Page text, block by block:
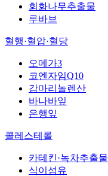
회화나무추출물
루바브
혈행·혈압·혈당
오메가3
코엔자임Q10
감마리놀렌산
바나바잎
은행잎
콜레스테롤
카테킨·녹차추출물
식이섬유